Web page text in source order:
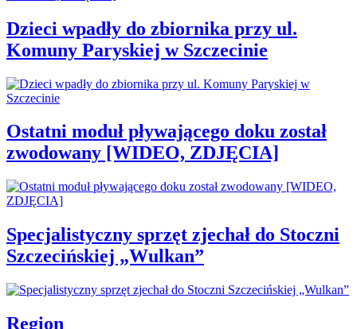
Dzieci wpadły do zbiornika przy ul.
Komuny Paryskiej w Szczecinie
Ostatni moduł pływającego doku został
zwodowany [WIDEO, ZDJĘCIA]
Specjalistyczny sprzęt zjechał do Stoczni
Szczecińskiej „Wulkan”
Region